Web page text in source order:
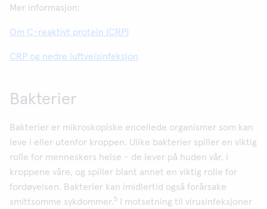
Mer informasjon:
Om C-reaktivt protein (CRP)
CRP og nedre luftveisinfeksjon
Bakterier
Bakterier er mikroskopiske encellede organismer som kan
leve i eller utenfor kroppen. Ulike bakterier spiller en viktig
rolle for menneskers helse - de lever på huden vår, i
kroppene våre, og spiller blant annet en viktig rolle for
fordøyelsen. Bakterier kan imidlertid også forårsake
smittsomme sykdommer.5
I motsetning til virusinfeksjoner